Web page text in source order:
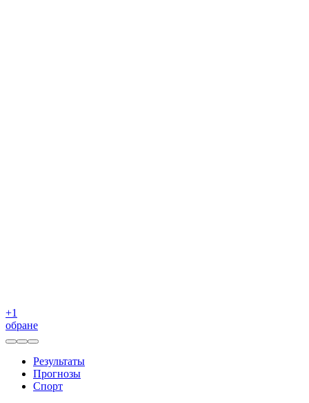
+1
обране
Результаты
Прогнозы
Спорт